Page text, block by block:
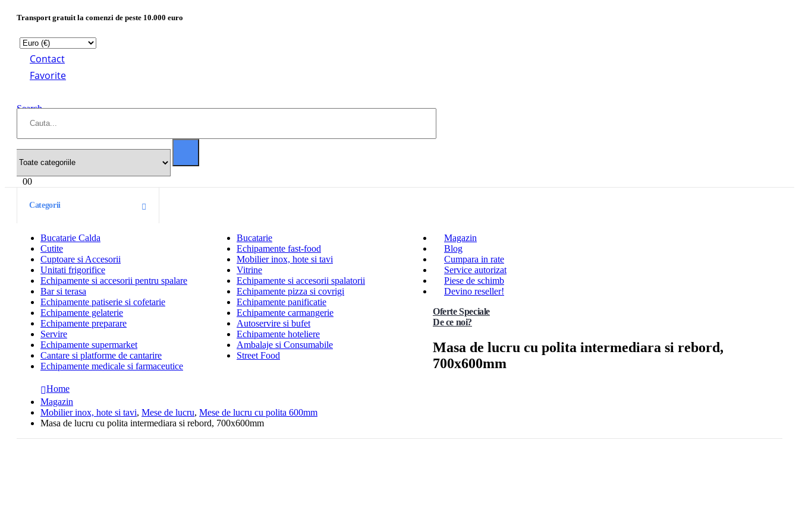
Transport gratuit la comenzi de peste 10.000 euro
Contact
Favorite
Search
00
Categorii
Bucatarie Calda
Bucatarie
Cutite
Echipamente fast-food
Cuptoare si Accesorii
Mobilier inox, hote si tavi
Unitati frigorifice
Vitrine
Echipamente si accesorii pentru spalare
Echipamente si accesorii spalatorii
Bar si terasa
Echipamente pizza si covrigi
Echipamente patiserie si cofetarie
Echipamente panificatie
Echipamente gelaterie
Echipamente carmangerie
Echipamente preparare
Autoservire si bufet
Servire
Echipamente hoteliere
Echipamente supermarket
Ambalaje si Consumabile
Cantare si platforme de cantarire
Street Food
Echipamente medicale si farmaceutice
Magazin
Blog
Cumpara in rate
Service autorizat
Piese de schimb
Devino reseller!
Oferte Speciale
De ce noi?
Masa de lucru cu polita intermediara si rebord,
700x600mm
Home
Magazin
Mobilier inox, hote si tavi, Mese de lucru, Mese de lucru cu polita 600mm
Masa de lucru cu polita intermediara si rebord, 700x600mm